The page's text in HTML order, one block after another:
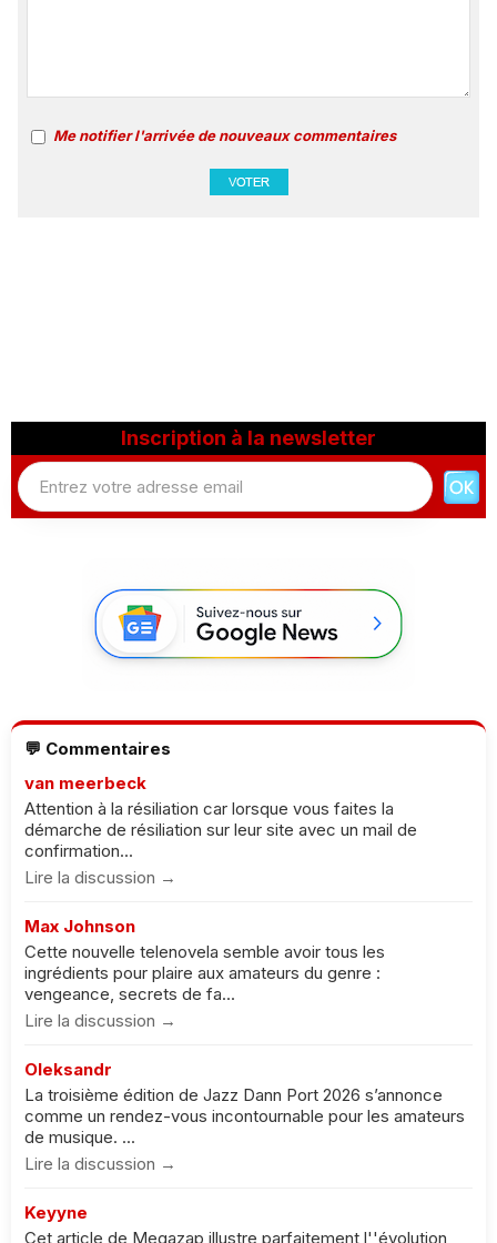
Me notifier l'arrivée de nouveaux commentaires
Inscription à la newsletter
💬 Commentaires
van meerbeck
Attention à la résiliation car lorsque vous faites la
démarche de résiliation sur leur site avec un mail de
confirmation...
Lire la discussion →
Max Johnson
Cette nouvelle telenovela semble avoir tous les
ingrédients pour plaire aux amateurs du genre :
vengeance, secrets de fa...
Lire la discussion →
Oleksandr
La troisième édition de Jazz Dann Port 2026 s’annonce
comme un rendez-vous incontournable pour les amateurs
de musique. ...
Lire la discussion →
Keyyne
Cet article de Megazap illustre parfaitement l''évolution